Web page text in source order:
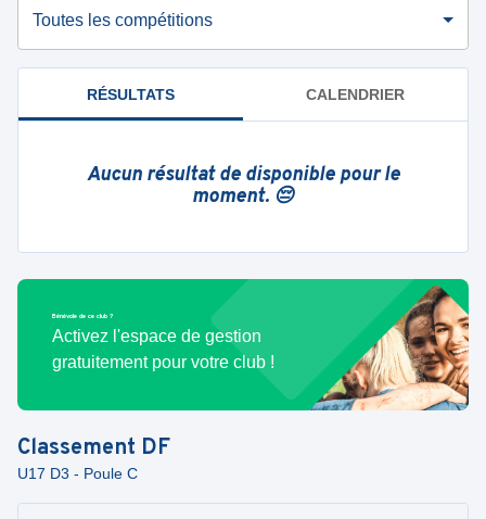
Toutes les compétitions
RÉSULTATS CALENDRIER
Aucun résultat de disponible pour le
moment. 😔
Bénévole de ce club ?
Activez l'espace de gestion
gratuitement pour votre club !
Classement DF
U17 D3 - Poule C